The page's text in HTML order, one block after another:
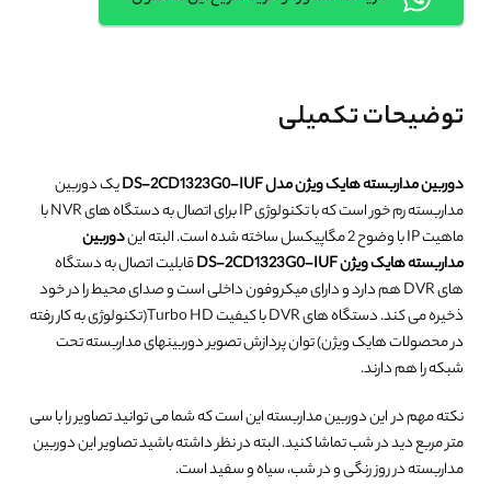
توضیحات تکمیلی
دوربین مداربسته هایک ویژن مدل DS-2CD1323G0-IUF
یک دوربین
مداربسته رم خور است که با تکنولوژی IP برای اتصال به دستگاه های NVR با
ماهیت IP با وضوح 2 مگاپیکسل ساخته شده است. البته این
دوربین
مداربسته هایک ویژن DS-2CD1323G0-IUF
قابلیت اتصال به دستگاه
های DVR هم دارد و دارای میکروفون داخلی است و صدای محیط را در خود
ذخیره می کند. دستگاه های DVR با کیفیت Turbo HD(تکنولوژی به کار رفته
در محصولات هایک ویژن) توان پردازش تصویر دوربینهای مداربسته تحت
شبکه را هم دارند.
نکته مهم در این دوربین مداربسته این است که شما می توانید تصاویر را با سی
متر مربع دید در شب تماشا کنید. البته در نظر داشته باشید تصاویر این دوربین
مداربسته در روز رنگی و در شب، سیاه و سفید است.